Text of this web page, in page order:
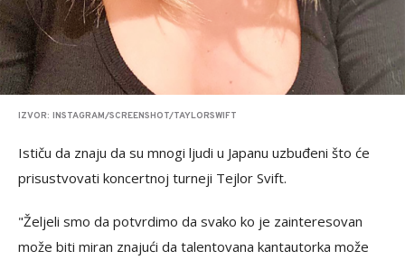
IZVOR: INSTAGRAM/SCREENSHOT/TAYLORSWIFT
Ističu da znaju da su mnogi ljudi u Japanu uzbuđeni što će
prisustvovati koncertnoj turneji Tejlor Svift.
"Željeli smo da potvrdimo da svako ko je zainteresovan
može biti miran znajući da talentovana kantautorka može